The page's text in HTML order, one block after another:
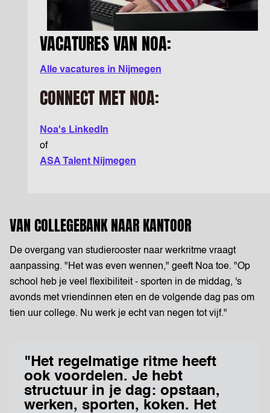
VACATURES VAN NOA:
Alle vacatures in Nijmegen
CONNECT MET NOA:
Noa's LinkedIn
of
ASA Talent Nijmegen
VAN COLLEGEBANK NAAR KANTOOR
De overgang van studierooster naar werkritme vraagt
aanpassing. "Het was even wennen," geeft Noa toe. "Op
school heb je veel flexibiliteit - sporten in de middag, 's
avonds met vriendinnen eten en de volgende dag pas om
tien uur college. Nu werk je echt van negen tot vijf."
"Het regelmatige ritme heeft
ook voordelen. Je hebt
structuur in je dag: opstaan,
werken, sporten, koken. Het